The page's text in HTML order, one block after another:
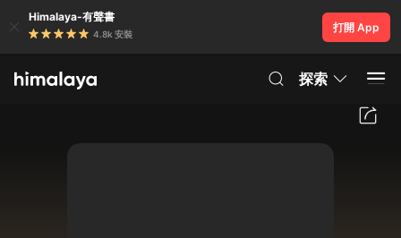
Himalaya-有聲書
4.8k 安裝
打開 App
探索